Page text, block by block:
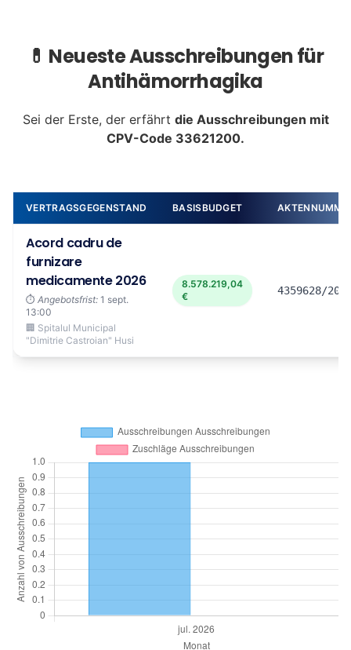
💊 Neueste Ausschreibungen für
Antihämorrhagika
Sei der Erste, der erfährt die Ausschreibungen mit
CPV-Code 33621200.
VERTRAGSGEGENSTAND BASISBUDGET
Acord cadru de
furnizare
medicamente 2026
⏱️ Angebotsfrist: 1 sept.
13:00
🏢 Spitalul Municipal
"Dimitrie Castroian" Husi
8.578.219,04
€
4359628/